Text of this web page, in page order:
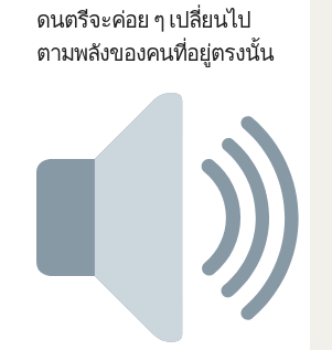
ดนตรีจะค่อย ๆ เปลี่ยนไป
ตามพลังของคนที่อยู่ตรงนั้น